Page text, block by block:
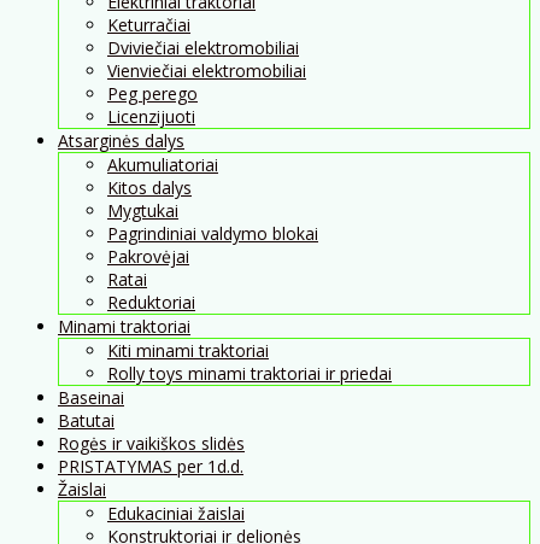
Keturračiai
Dviviečiai elektromobiliai
Vienviečiai elektromobiliai
Peg perego
Licenzijuoti
Atsarginės dalys
Akumuliatoriai
Kitos dalys
Mygtukai
Pagrindiniai valdymo blokai
Pakrovėjai
Ratai
Reduktoriai
Minami traktoriai
Kiti minami traktoriai
Rolly toys minami traktoriai ir priedai
Baseinai
Batutai
Rogės ir vaikiškos slidės
PRISTATYMAS per 1d.d.
Žaislai
Edukaciniai žaislai
Konstruktoriai ir delionės